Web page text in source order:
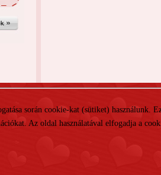
során cookie-kat (sütiket)
Az oldal használatával elfogadja a